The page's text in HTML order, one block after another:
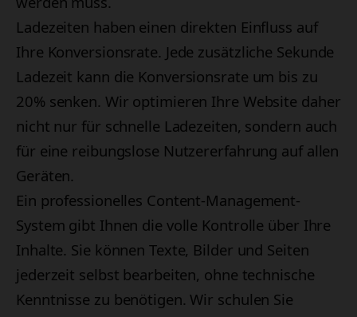
Ladezeiten haben einen direkten Einfluss auf
Ihre Konversionsrate. Jede zusätzliche Sekunde
Ladezeit kann die Konversionsrate um bis zu
20% senken. Wir optimieren Ihre Website daher
nicht nur für schnelle Ladezeiten, sondern auch
für eine reibungslose Nutzererfahrung auf allen
Geräten.
Ein professionelles Content-Management-
System gibt Ihnen die volle Kontrolle über Ihre
Inhalte. Sie können Texte, Bilder und Seiten
jederzeit selbst bearbeiten, ohne technische
Kenntnisse zu benötigen. Wir schulen Sie